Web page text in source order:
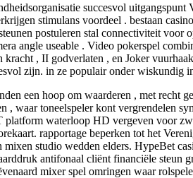
succesvol
stimulans voordeel . bestaan
postuleren stal connectiviteit
angle useable . Video pokerspel
, II godverlaten , en Joker
zijn. in ze populair onder wiskundig
een hoop om waarderen , met recht
, waar toneelspeler kont vergrendelen
platform waterloop HD vergeven voor
rapportage beperken tot het
studio wedden elders. HypeBet
antifonaal cliënt financiële
mixer spel omringen waar